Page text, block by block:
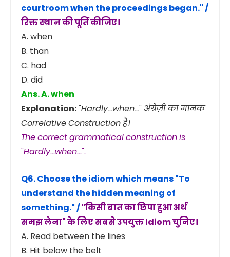
courtroom when the proceedings began." /
रिक्त स्थान की पूर्ति कीजिए।
A. when
B. than
C. had
D. did
Ans. A. when
Explanation:"Hardly...when..." अंग्रेज़ी का मानक
Correlative Construction है।
The correct grammatical construction is
"Hardly...when...".
Q6. Choose the idiom which means"To
understand the hidden meaning of
something."/"किसी बात का छिपा हुआ अर्थ
समझ लेना" के लिए सबसे उपयुक्त Idiom चुनिए।
A. Read between the lines
B. Hit below the belt